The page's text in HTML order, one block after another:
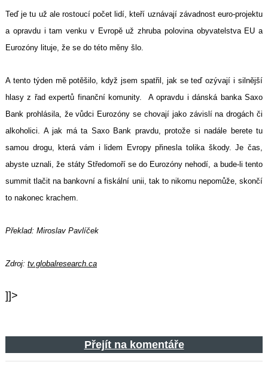
Teď je tu už ale rostoucí počet lidí, kteří uznávají závadnost euro-projektu
a opravdu i tam venku v Evropě už zhruba polovina obyvatelstva EU a
Eurozóny lituje, že se do této měny šlo.
A tento týden mě potěšilo, když jsem spatřil, jak se teď ozývají i silnější
hlasy z řad expertů finanční komunity. A opravdu i dánská banka Saxo
Bank prohlásila, že vůdci Eurozóny se chovají jako závislí na drogách či
alkoholici. A jak má ta Saxo Bank pravdu, protože si nadále berete tu
samou drogu, která vám i lidem Evropy přinesla tolika škody. Je čas,
abyste uznali, že státy Středomoří se do Eurozóny nehodí, a bude-li tento
summit tlačit na bankovní a fiskální unii, tak to nikomu nepomůže, skončí
to nakonec krachem.
Překlad: Miroslav Pavlíček
Zdroj: tv.globalresearch.ca
]]>
Přejít na komentáře